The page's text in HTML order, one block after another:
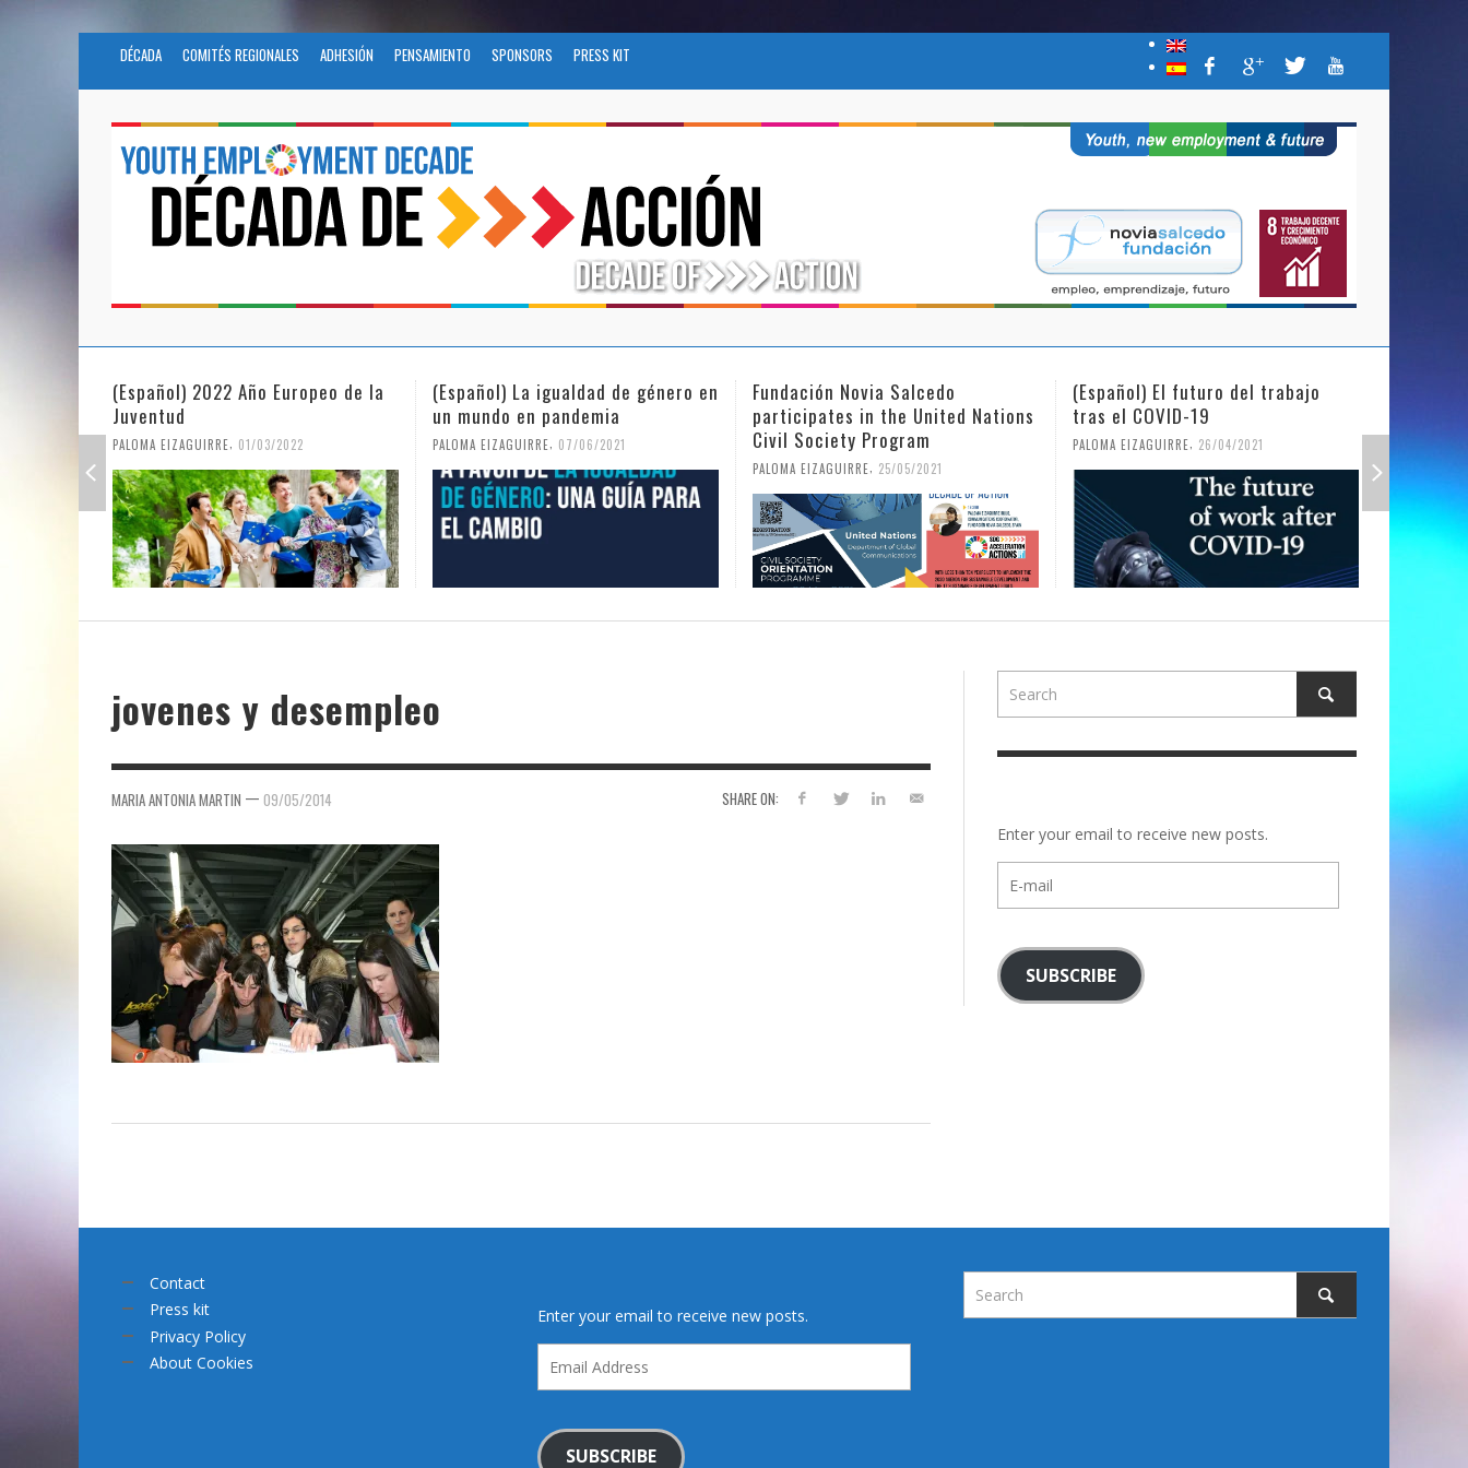
DÉCADA COMITÉS REGIONALES ADHESIÓN PENSAMIENTO SPONSORS PRESS KIT
(Español) 2022 Año Europeo de la
Juventud
PALOMA EIZAGUIRRE 01/03/2022
(Español) La igualdad de género en
un mundo en pandemia
PALOMA EIZAGUIRRE 07/06/2021
Fundación Novia Salcedo
participates in the United Nations
Civil Society Program
PALOMA EIZAGUIRRE 25/05/2021
(Español) El futuro del trabajo
tras el COVID-19
PALOMA EIZAGUIRRE 26/04/2021
jovenes y desempleo
SHARE ON:
MARIA ANTONIA MARTIN — 09/05/2014
Enter your email to receive new posts.
mail
SUBSCRIBE
Contact
Press kit
Privacy Policy
About Cookies
Enter your email to receive new posts.
Address
SUBSCRIBE